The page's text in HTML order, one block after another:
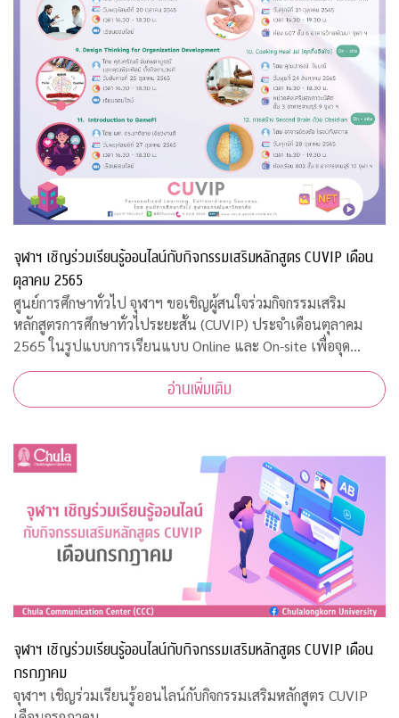
จุฬาฯ เชิญร่วมเรียนรู้ออนไลน์กับกิจกรรมเสริมหลักสูตร CUVIP เดือน
ตุลาคม 2565
ศูนย์การศึกษาทั่วไป จุฬาฯ ขอเชิญผู้สนใจร่วมกิจกรรมเสริม
หลักสูตรการศึกษาทั่วไประยะสั้น (CUVIP) ประจำเดือนตุลาคม
2565 ในรูปแบบการเรียนแบบ Online และ On-site เพื่อจุด
ประกายการเรียนรู้อย่างสร้างสรรค์ เสริมสร้างแรงบันดาลใจในการ
พัฒนาตนเอง เตรียมพร้อมสู่โลกการทำ
อ่านเพิ่มเติม
จุฬาฯ เชิญร่วมเรียนรู้ออนไลน์กับกิจกรรมเสริมหลักสูตร CUVIP เดือน
กรกฎาคม
จุฬาฯ เชิญร่วมเรียนรู้ออนไลน์กับกิจกรรมเสริมหลักสูตร CUVIP